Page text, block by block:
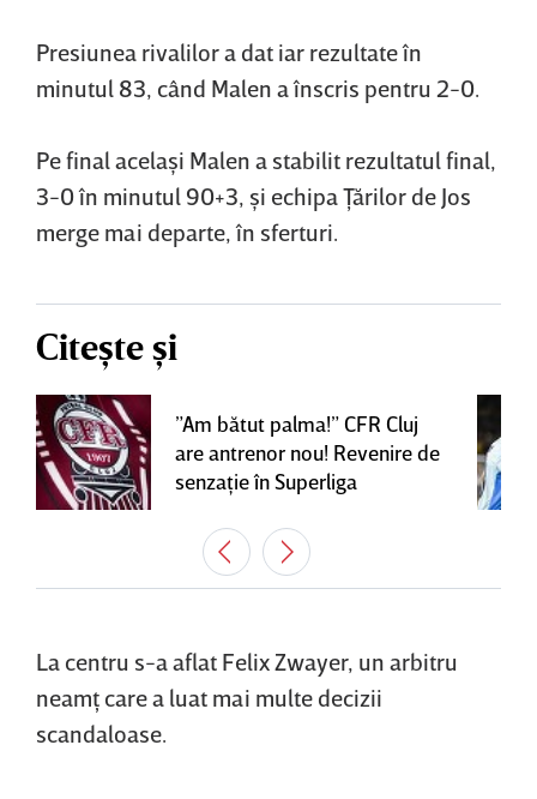
Presiunea rivalilor a dat iar rezultate în
minutul 83, când Malen a înscris pentru 2-0.
Pe final acelaşi Malen a stabilit rezultatul final,
3-0 în minutul 90+3, şi echipa Ţărilor de Jos
merge mai departe, în sferturi.
Citește și
”Am bătut palma!” CFR Cluj
are antrenor nou! Revenire de
senzaţie în Superliga
La centru s-a aflat Felix Zwayer, un arbitru
neamţ care a luat mai multe decizii
scandaloase.